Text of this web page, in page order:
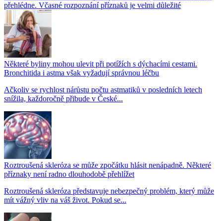
přehlédne. Včasné rozpoznání příznaků je velmi důležité
Některé byliny mohou ulevit při potížích s dýchacími cestami.
Bronchitida i astma však vyžadují správnou léčbu
Ačkoliv se rychlost nárůstu počtu astmatiků v posledních letech
snížila, každoročně přibude v České...
Roztroušená skleróza se může zpočátku hlásit nenápadně. Některé
příznaky není radno dlouhodobě přehlížet
Roztroušená skleróza představuje nebezpečný problém, který může
mít vážný vliv na váš život. Pokud se...